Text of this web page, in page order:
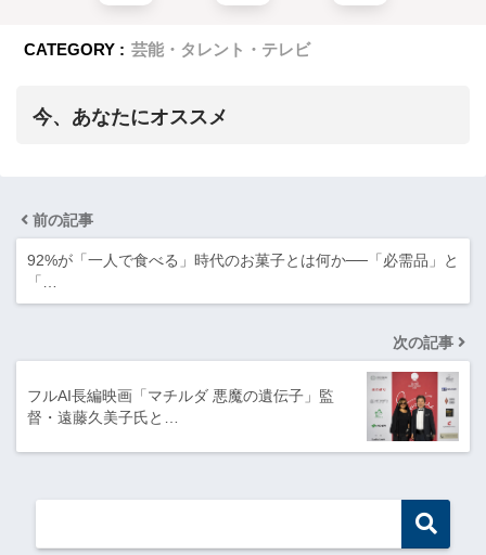
CATEGORY : 芸能・タレント・テレビ
今、あなたにオススメ
前の記事
92%が「一人で食べる」時代のお菓子とは何か──「必需品」と
「…
次の記事
フルAI長編映画「マチルダ 悪魔の遺伝子」監
督・遠藤久美子氏と…